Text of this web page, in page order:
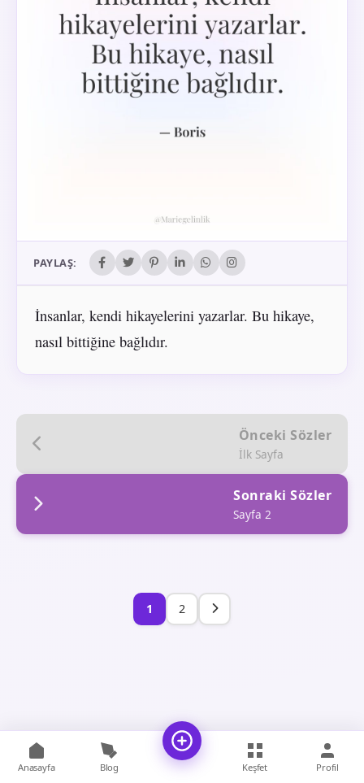
PAYLAŞ:
İnsanlar, kendi hikayelerini yazarlar. Bu hikaye,
nasıl bittiğine bağlıdır.
Önceki Sözler
İlk Sayfa
Sonraki Sözler
Sayfa 2
1 2
Anasayfa Blog Keşfet Profil